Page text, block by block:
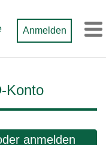
Anmelden
Konto
anmelden